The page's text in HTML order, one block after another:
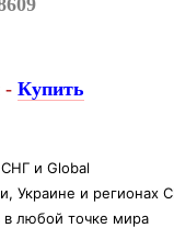
- Купить
и Global
Украине и регионах
в любой точке мира